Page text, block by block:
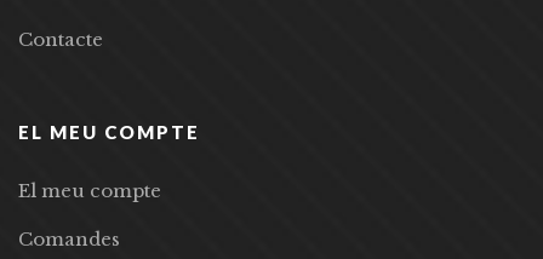
Contacte
EL MEU COMPTE
El meu compte
Comandes